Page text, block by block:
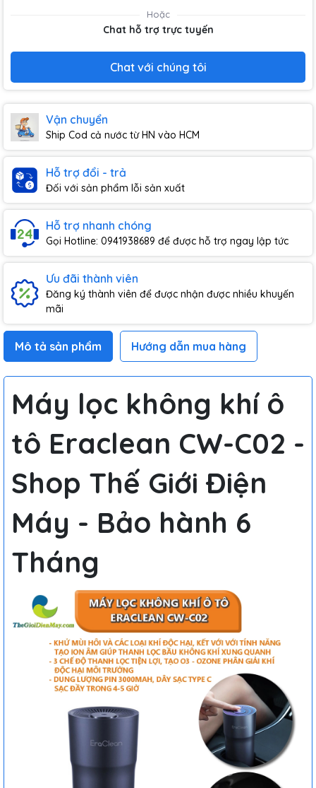
Hoặc
Chat hỗ trợ trực tuyến
Chat với chúng tôi
Vận chuyển
Ship Cod cả nước từ HN vào HCM
Hỗ trợ đổi - trả
Đối với sản phẩm lỗi sản xuất
Hỗ trợ nhanh chóng
Gọi Hotline: 0941938689 để được hỗ trợ ngay lập tức
Ưu đãi thành viên
Đăng ký thành viên để được nhận được nhiều khuyến
mãi
Mô tả sản phẩm Hướng dẫn mua hàng
Máy lọc không khí ô
tô Eraclean CW-C02 -
Shop Thế Giới Điện
Máy - Bảo hành 6
Tháng